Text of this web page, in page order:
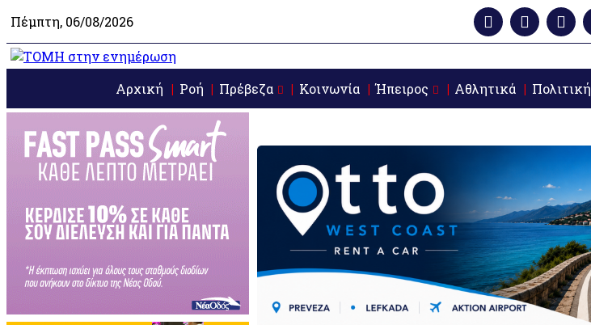
Πέμπτη, 06/08/2026
Αρχική Ροή Πρέβεζα Κοινωνία Ήπειρος Αθλητικά Πολιτική